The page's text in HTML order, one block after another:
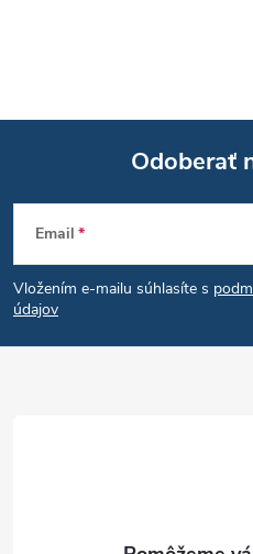
c
e
p
r
v
a
i
e
Z
á
p
Odoberať
Email
Vložením e-mailu súhlasíte s
údajov